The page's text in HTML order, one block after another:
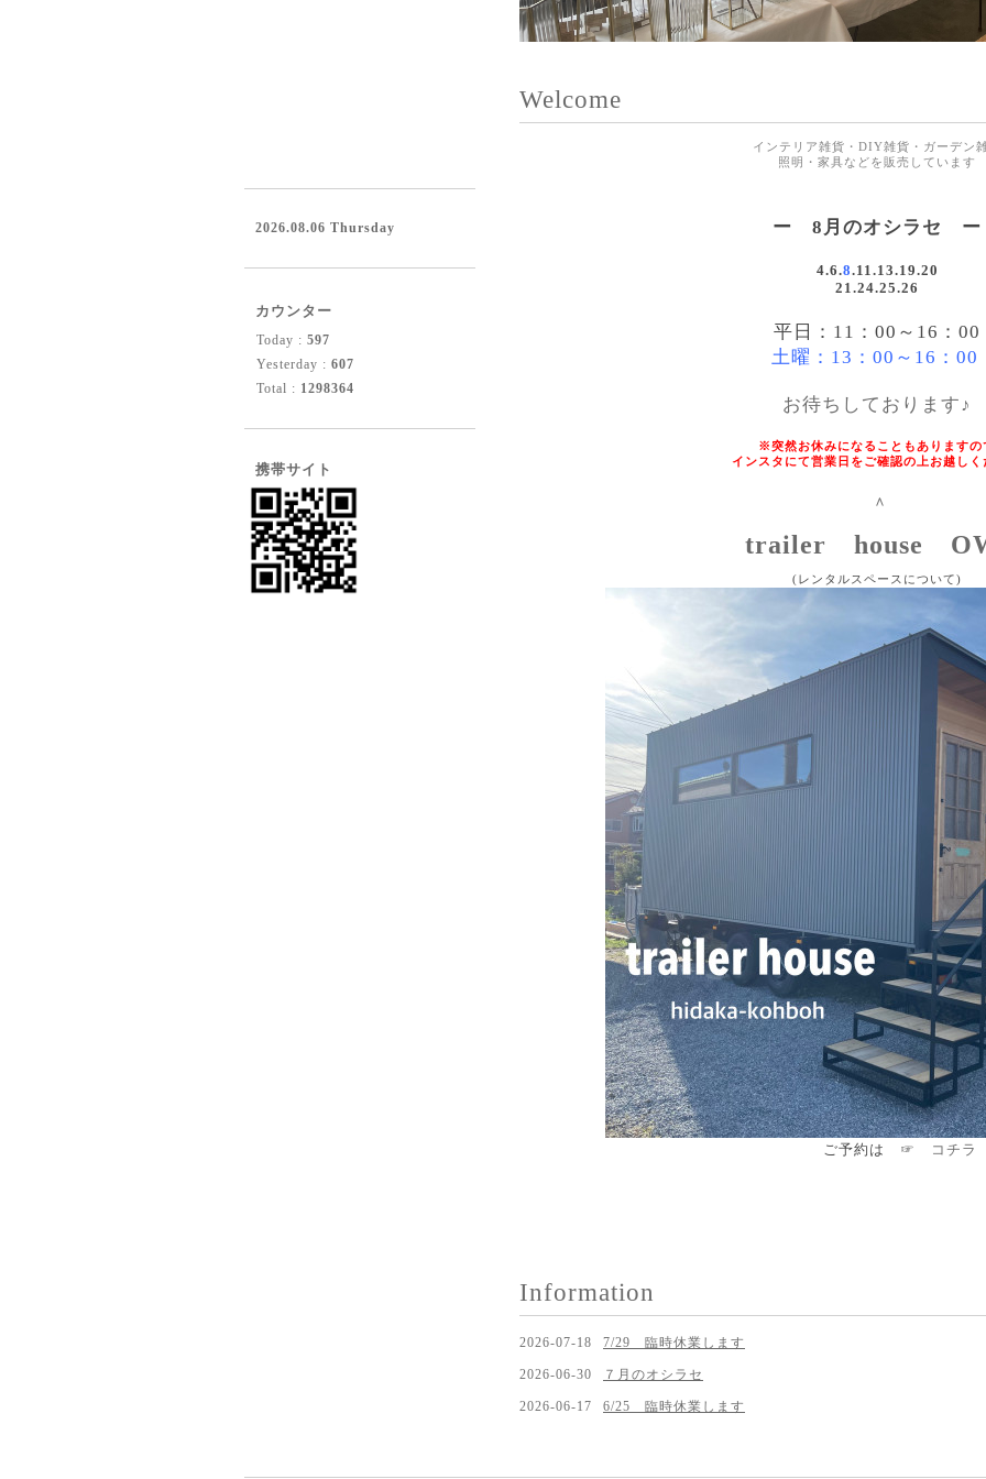
Welcome
インテリア雑貨・DIY雑貨・ガーデン
照明・家具などを 販売しています
ー 8月のオシラセ ー
4.6.8.11.13.19.20
21.24.25.26
平日：11：00～16：00
土曜：13：00～16：00
お待ちしております♪
※突然お休みになることもありますの
インスタにて営業日をご確認の上お越しく
＾
trailer house
(レンタルスペースについて)
ご予約は ☞ コチラ
Information
2026-07-18 7/29 臨時休業します
2026-06-30 ７月のオシラセ
2026-06-17 6/25 臨時休業します
2026.08.06 Thursday
カウンター
Today : 597
Yesterday : 607
Total : 1298364
携帯サイト